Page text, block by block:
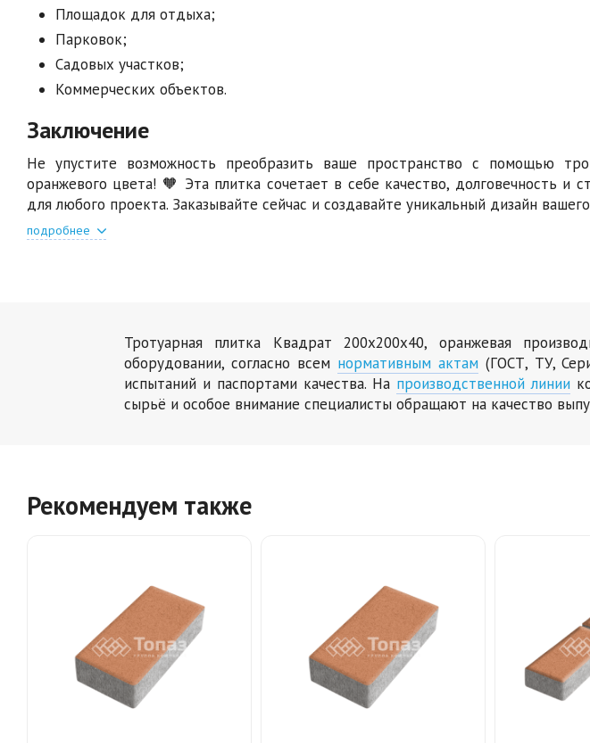
Площадок для отдыха;
Парковок;
Садовых участков;
Коммерческих объектов.
Заключение
Не упустите возможность преобразить ваше пространство с помощью
оранжевого цвета! 🧡 Эта плитка сочетает в себе качество, долговечность и
для любого проекта. Заказывайте сейчас и создавайте уникальный дизайн
подробнее
Тротуарная плитка Квадрат 200х200х40, оранжевая
оборудовании, согласно всем нормативным актам(ГОСТ, ТУ,
испытаний и паспортами качества. На производственной линии
сырьё и особое внимание специалисты обращают на качество
Рекомендуем также